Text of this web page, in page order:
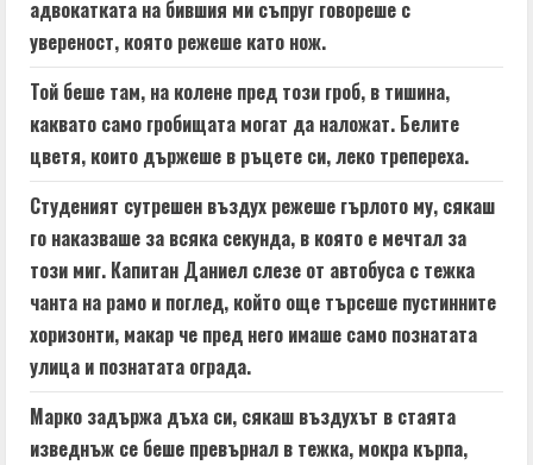
R
e
a
d
i
n
g
адвокатката на бившия ми съпруг говореше с
увереност, която режеше като нож.
Той беше там, на колене пред този гроб, в тишина,
каквато само гробищата могат да наложат. Белите
цветя, които държеше в ръцете си, леко трепереха.
Студеният сутрешен въздух режеше гърлото му, сякаш
го наказваше за всяка секунда, в която е мечтал за
този миг. Капитан Даниел слезе от автобуса с тежка
чанта на рамо и поглед, който още търсеше пустинните
хоризонти, макар че пред него имаше само познатата
улица и познатата ограда.
Марко задържа дъха си, сякаш въздухът в стаята
изведнъж се беше превърнал в тежка, мокра кърпа,